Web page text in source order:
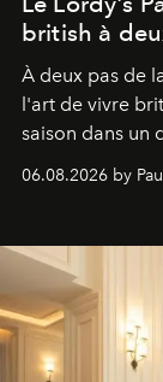
british à
À deux pas de
l'art de vivre
saison dans un
06.08.2026 by